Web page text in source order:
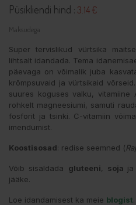
Püsikliendi hind : 3.14 €
Maksudega
Super tervislikud vürtsika
lihtsalt idandada. Tema
päevaga on võimalik juba
krõmpsuvaid ja vürtsikaid
suures koguses valku, vitamiine
rohkelt magneesiumi, samuti
fosforit ja tsinki. C-vitamiin
imendumist.
Koostisosad: redise seemned (
Võib sisaldada gluteeni, soja ja
jääke.
Loe idandamisest ka meie blogist.